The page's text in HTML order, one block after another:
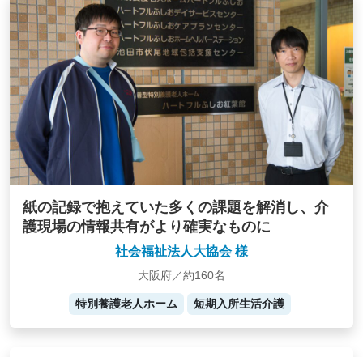
紙の記録で抱えていた多くの課題を解消し、介
護現場の情報共有がより確実なものに
社会福祉法人大協会 様
大阪府／約160名
特別養護老人ホーム 短期入所生活介護